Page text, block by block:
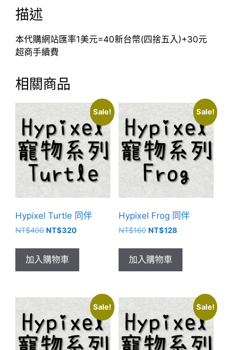
描述
本代購網站匯率1美元=40新台幣(四捨五入)+30元
超商手續費
相關商品
Sale!
Hypixel Turtle 同伴
NT$400 NT$320
加入購物車
Sale!
Hypixel Frog 同伴
NT$160 NT$128
加入購物車
Sale! Sale!